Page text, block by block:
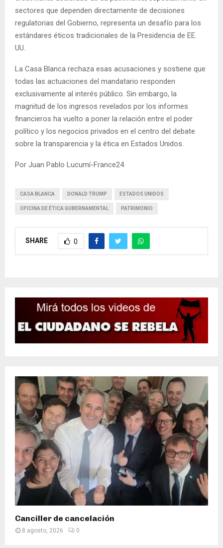
sectores que dependen directamente de decisiones
regulatorias del Gobierno, representa un desafío para los
estándares éticos tradicionales de la Presidencia de EE.
UU.
La Casa Blanca rechaza esas acusaciones y sostiene que
todas las actuaciones del mandatario responden
exclusivamente al interés público. Sin embargo, la
magnitud de los ingresos revelados por los informes
financieros ha vuelto a poner la relación entre el poder
político y los negocios privados en el centro del debate
sobre la transparencia y la ética en Estados Unidos.
Por Juan Pablo Lucumí-France24
CASA BLANCA DONALD TRUMP ESTADOS UNIDOS
OFICINA DE ÉTICA GUBERNAMENTAL PATRIMONIO
SHARE 0
Canciller de cancelación
8 agosto, 2026 0